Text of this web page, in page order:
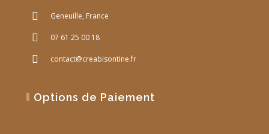
Geneuille, France
07 61 25 00 18
contact@creabisontine.fr
Options de Paiement